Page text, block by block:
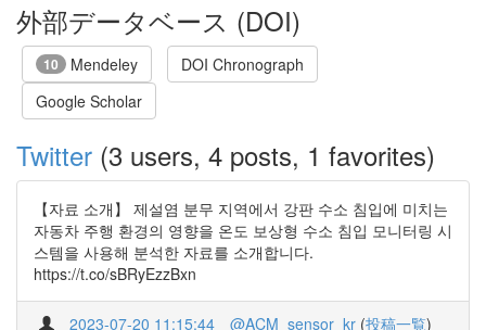
外部データベース (DOI)
10 Mendeley
DOI Chronograph
Google Scholar
Twitter (3 users, 4 posts, 1 favorites)
【자료 소개】 제설염 분무 지역에서 강판 수소 침입에 미치는
자동차 주행 환경의 영향을 온도 보상형 수소 침입 모니터링 시
스템을 사용해 분석한 자료를 소개합니다.
https://t.co/sBRyEzzBxn
2023-07-20 11:15:44 @ACM_sensor_kr (投稿一覧)